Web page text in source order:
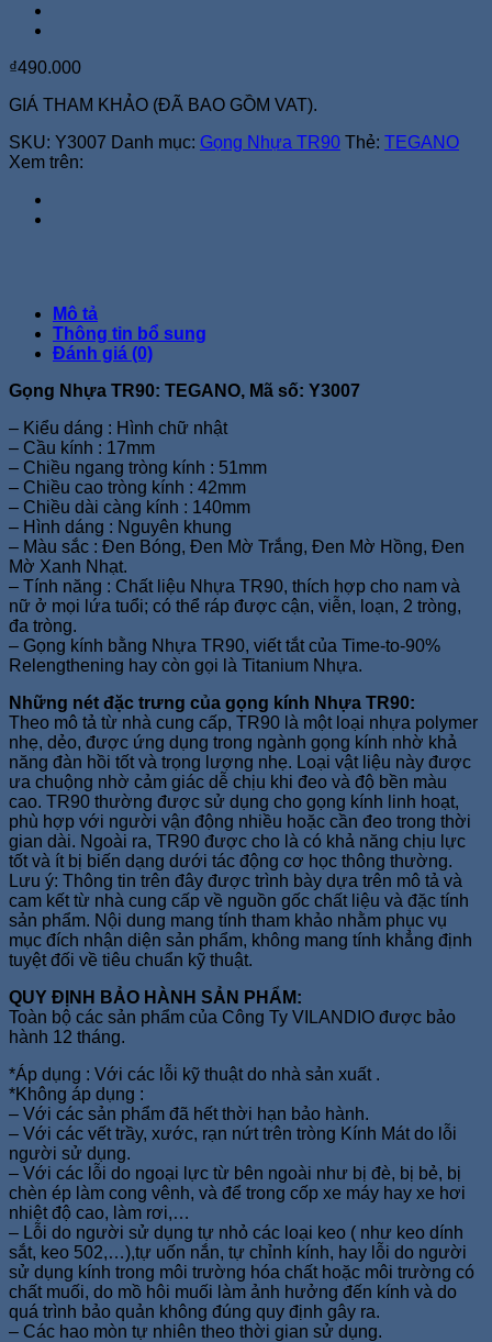
₫490.000
GIÁ THAM KHẢO (ĐÃ BAO GỒM VAT).
SKU: Y3007 Danh mục: Gọng Nhựa TR90 Thẻ: TEGANO
Xem trên:
Mô tả
Thông tin bổ sung
Đánh giá (0)
Gọng Nhựa TR90: TEGANO, Mã số: Y3007
– Kiểu dáng : Hình chữ nhật
– Cầu kính : 17mm
– Chiều ngang tròng kính : 51mm
– Chiều cao tròng kính : 42mm
– Chiều dài càng kính : 140mm
– Hình dáng : Nguyên khung
– Màu sắc : Đen Bóng, Đen Mờ Trắng, Đen Mờ Hồng, Đen
Mờ Xanh Nhạt.
– Tính năng : Chất liệu Nhựa TR90, thích hợp cho nam và
nữ ở mọi lứa tuổi; có thể ráp được cận, viễn, loạn, 2 tròng,
đa tròng.
– Gọng kính bằng Nhựa TR90, viết tắt của Time-to-90%
Relengthening hay còn gọi là Titanium Nhựa.
Những nét đặc trưng của gọng kính Nhựa TR90:
Theo mô tả từ nhà cung cấp, TR90 là một loại nhựa polymer
nhẹ, dẻo, được ứng dụng trong ngành gọng kính nhờ khả
năng đàn hồi tốt và trọng lượng nhẹ. Loại vật liệu này được
ưa chuộng nhờ cảm giác dễ chịu khi đeo và độ bền màu
cao. TR90 thường được sử dụng cho gọng kính linh hoạt,
phù hợp với người vận động nhiều hoặc cần đeo trong thời
gian dài. Ngoài ra, TR90 được cho là có khả năng chịu lực
tốt và ít bị biến dạng dưới tác động cơ học thông thường.
Lưu ý: Thông tin trên đây được trình bày dựa trên mô tả và
cam kết từ nhà cung cấp về nguồn gốc chất liệu và đặc tính
sản phẩm. Nội dung mang tính tham khảo nhằm phục vụ
mục đích nhận diện sản phẩm, không mang tính khẳng định
tuyệt đối về tiêu chuẩn kỹ thuật.
QUY ĐỊNH BẢO HÀNH SẢN PHẨM:
Toàn bộ các sản phẩm của Công Ty VILANDIO được bảo
hành 12 tháng.
*Áp dụng : Với các lỗi kỹ thuật do nhà sản xuất .
*Không áp dụng :
– Với các sản phẩm đã hết thời hạn bảo hành.
– Với các vết trầy, xước, rạn nứt trên tròng Kính Mát do lỗi
người sử dụng.
– Với các lỗi do ngoại lực từ bên ngoài như bị đè, bị bẻ, bị
chèn ép làm cong vênh, và để trong cốp xe máy hay xe hơi
nhiệt độ cao, làm rơi,…
– Lỗi do người sử dụng tự nhỏ các loại keo ( như keo dính
sắt, keo 502,…),tự uốn nắn, tự chỉnh kính, hay lỗi do người
sử dụng kính trong môi trường hóa chất hoặc môi trường có
chất muối, do mồ hôi muối làm ảnh hưởng đến kính và do
quá trình bảo quản không đúng quy định gây ra.
– Các hao mòn tự nhiên theo thời gian sử dụng.